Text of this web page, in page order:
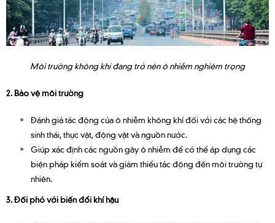
Môi trường không khí đang trở nên ô nhiễm nghiêm trọng
2. Bảo vệ môi trường
Đánh giá tác động của ô nhiễm không khí đối với các hệ thống
sinh thái, thực vật, động vật và nguồn nước.
Giúp xác định các nguồn gây ô nhiễm để có thể áp dụng các
biện pháp kiểm soát và giảm thiểu tác động đến môi trường tự
nhiên.
3. Đối phó với biến đổi khí hậu